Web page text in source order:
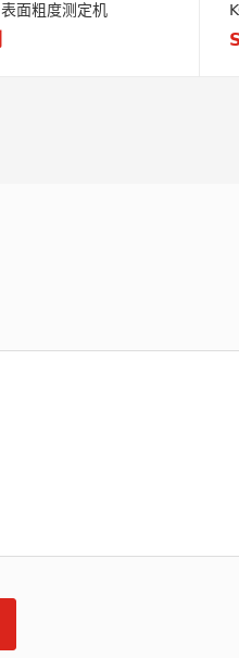
KOSAKA 粗糙度仪 | 表面粗度测定机